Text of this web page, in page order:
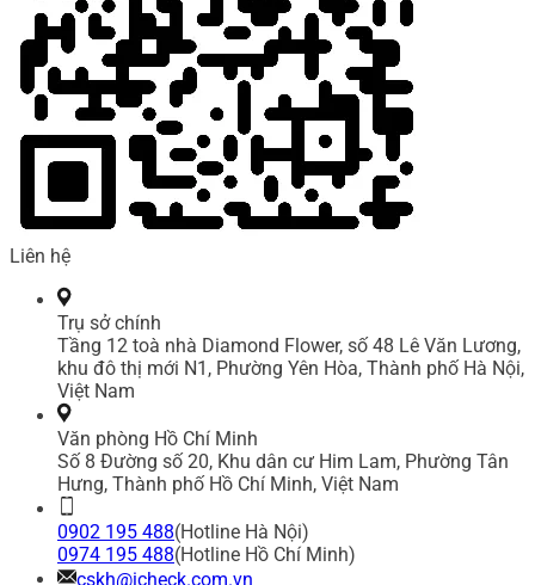
Liên hệ
Trụ sở chính
Tầng 12 toà nhà Diamond Flower, số 48 Lê Văn Lương,
khu đô thị mới N1, Phường Yên Hòa, Thành phố Hà Nội,
Việt Nam
Văn phòng Hồ Chí Minh
Số 8 Đường số 20, Khu dân cư Him Lam, Phường Tân
Hưng, Thành phố Hồ Chí Minh, Việt Nam
0902 195 488(Hotline Hà Nội)
0974 195 488(Hotline Hồ Chí Minh)
cskh@icheck.com.vn